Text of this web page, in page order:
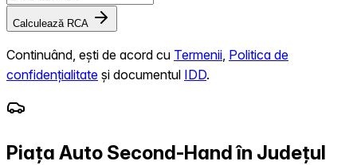
Calculează RCA
Continuând, ești de acord cu Termenii Politica de
confidențialitate și documentul IDD.
Piața Auto Second-Hand în Județul